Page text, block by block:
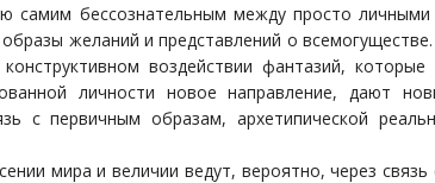
самим бессознательным между просто
желаний и представлений о
воздействии фантазий, которые
личности новое направление, дают
с первичным образам, архетипической
мира и величии ведут, вероятно, через